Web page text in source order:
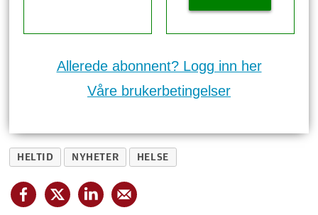
Allerede abonnent? Logg inn her
Våre brukerbetingelser
HELTID NYHETER HELSE